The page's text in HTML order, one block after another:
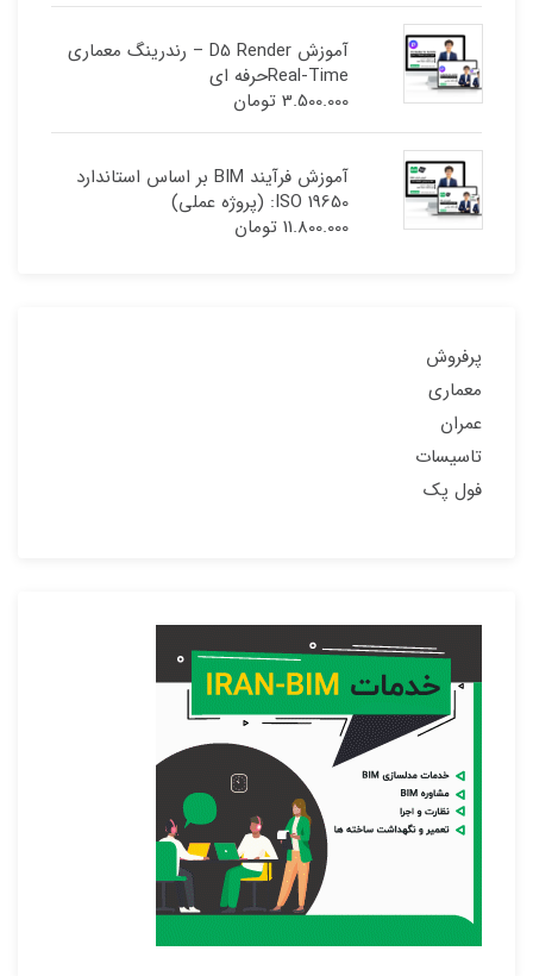
آموزش D5 Render – رندرینگ معماری
Real-Timeحرفه ای
3.500.000 تومان
آموزش فرآیند BIM بر اساس استاندارد
ISO 19650: (پروژه عملی)
11.800.000 تومان
پرفروش
معماری
عمران
تاسیسات
فول پک